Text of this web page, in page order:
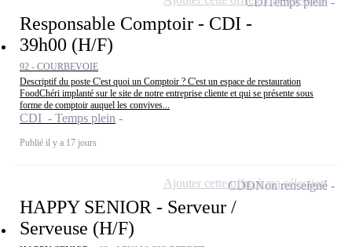
Responsable Comptoir - CDI -
39h00 (H/F)
92 - COURBEVOIE
Descriptif du poste C'est quoi un Comptoir ? C'est un espace de restauration
FoodChéri implanté sur le site de notre entreprise cliente et qui se présente sous
forme de comptoir auquel les convives...
CDI - Temps plein
Publié il y a 17 jours
HAPPY SENIOR - Serveur /
Serveuse (H/F)
CDDNon renseigné
Ajouter cette offre à ma sélection